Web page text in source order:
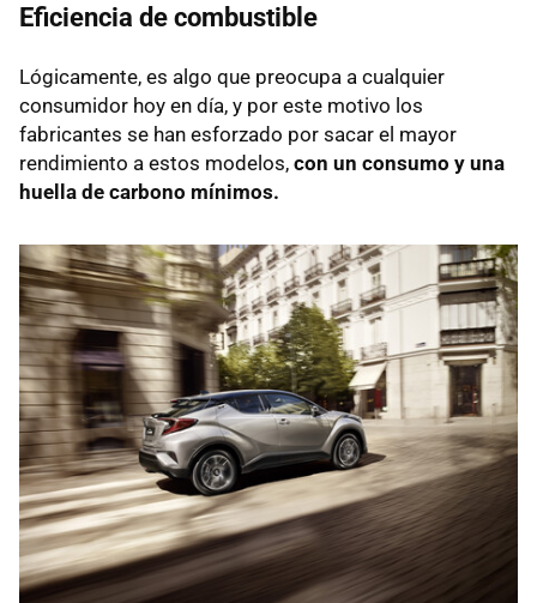
Eficiencia de combustible
Lógicamente, es algo que preocupa a cualquier
consumidor hoy en día, y por este motivo los
fabricantes se han esforzado por sacar el mayor
rendimiento a estos modelos, con un consumo y una
huella de carbono mínimos.